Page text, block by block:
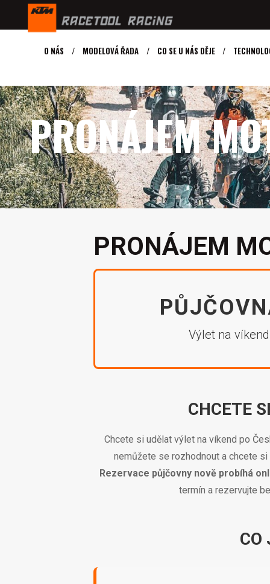
O NÁS MODELOVÁ ŘADA CO SE U NÁS DĚJE
PRONÁJEM
PRONÁJEM
Výlet na
CHCETE
Chcete si udělat výlet na víkend po
nemůžete se rozhodnout a chcete
Rezervace půjčovny nově probíhá
termín a rezervujte
CO